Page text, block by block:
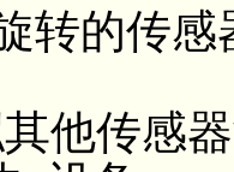
的传感
传感器